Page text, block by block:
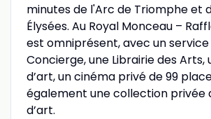
minutes de l'Arc de Triomphe et
Élysées. Au Royal Monceau –
est omniprésent, avec un service
Concierge, une Librairie des Arts,
d’art, un cinéma privé de 99
également une collection privée
d’art.